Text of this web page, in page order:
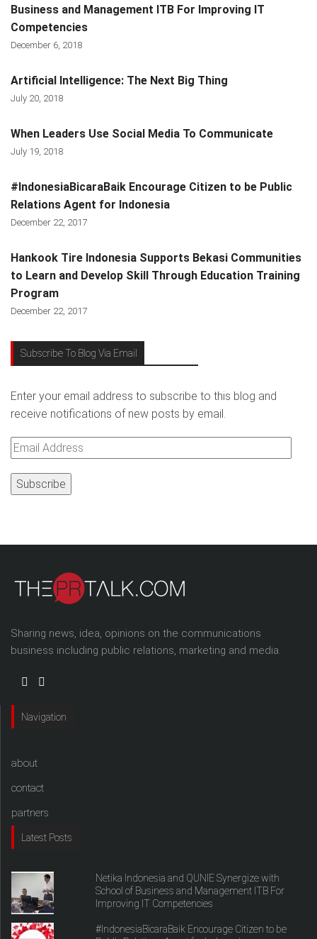
Business and Management ITB For Improving IT
Competencies
December 6, 2018
Artificial Intelligence: The Next Big Thing
July 20, 2018
When Leaders Use Social Media To Communicate
July 19, 2018
#IndonesiaBicaraBaik Encourage Citizen to be Public
Relations Agent for Indonesia
December 22, 2017
Hankook Tire Indonesia Supports Bekasi Communities
to Learn and Develop Skill Through Education Training
Program
December 22, 2017
Subscribe To Blog Via Email
Enter your email address to subscribe to this blog and
receive notifications of new posts by email.
Email
Sharing news, idea, opinions on the communications
business including public relations, marketing and media.
Navigation
about
contact
partners
Latest Posts
Netika Indonesia and QUNIE Synergize with
School of Business and Management ITB For
Improving IT Competencies
#IndonesiaBicaraBaik Encourage Citizen to be